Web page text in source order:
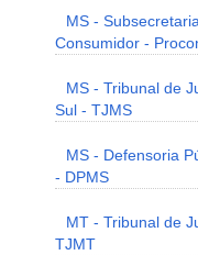
MS -
Consumidor -
MS - Tribunal de
Sul - TJMS
MS - Defensoria
- DPMS
MT - Tribunal de
TJMT